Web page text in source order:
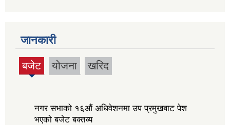
जानकारी
बजेट
(active
योजना खरिद
नगर सभाको १६‍औं अधिवेशनमा उप प्रमुखबाट पेश
भएको बजेट बक्तव्य